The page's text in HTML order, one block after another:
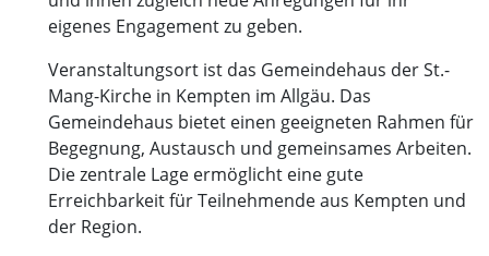
eigenes Engagement zu geben.
Veranstaltungsort ist das Gemeindehaus der St.-
Mang-Kirche in Kempten im Allgäu. Das
Gemeindehaus bietet einen geeigneten Rahmen für
Begegnung, Austausch und gemeinsames Arbeiten.
Die zentrale Lage ermöglicht eine gute
Erreichbarkeit für Teilnehmende aus Kempten und
der Region.